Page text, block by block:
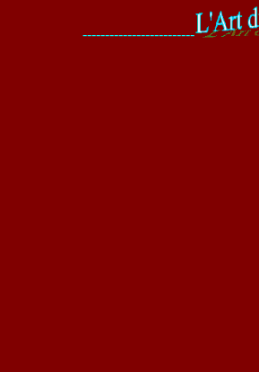
-------------------------